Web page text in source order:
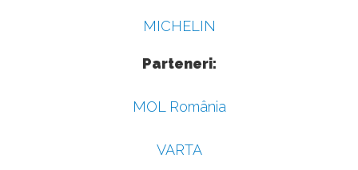
MICHELIN
Parteneri:
MOL România
VARTA